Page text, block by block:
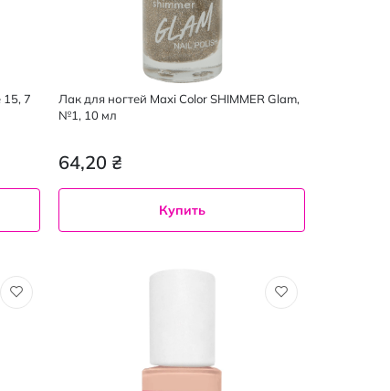
15, 7
Лак для ногтей Maxi Color SHIMMER Glam,
№1, 10 мл
64,20 ₴
Купить